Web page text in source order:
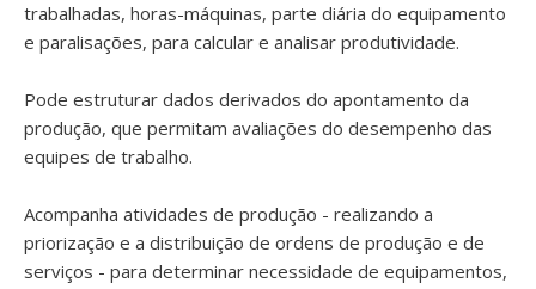
trabalhadas, horas-máquinas, parte diária do equipamento
e paralisações, para calcular e analisar produtividade.
Pode estruturar dados derivados do apontamento da
produção, que permitam avaliações do desempenho das
equipes de trabalho.
Acompanha atividades de produção - realizando a
priorização e a distribuição de ordens de produção e de
serviços - para determinar necessidade de equipamentos,